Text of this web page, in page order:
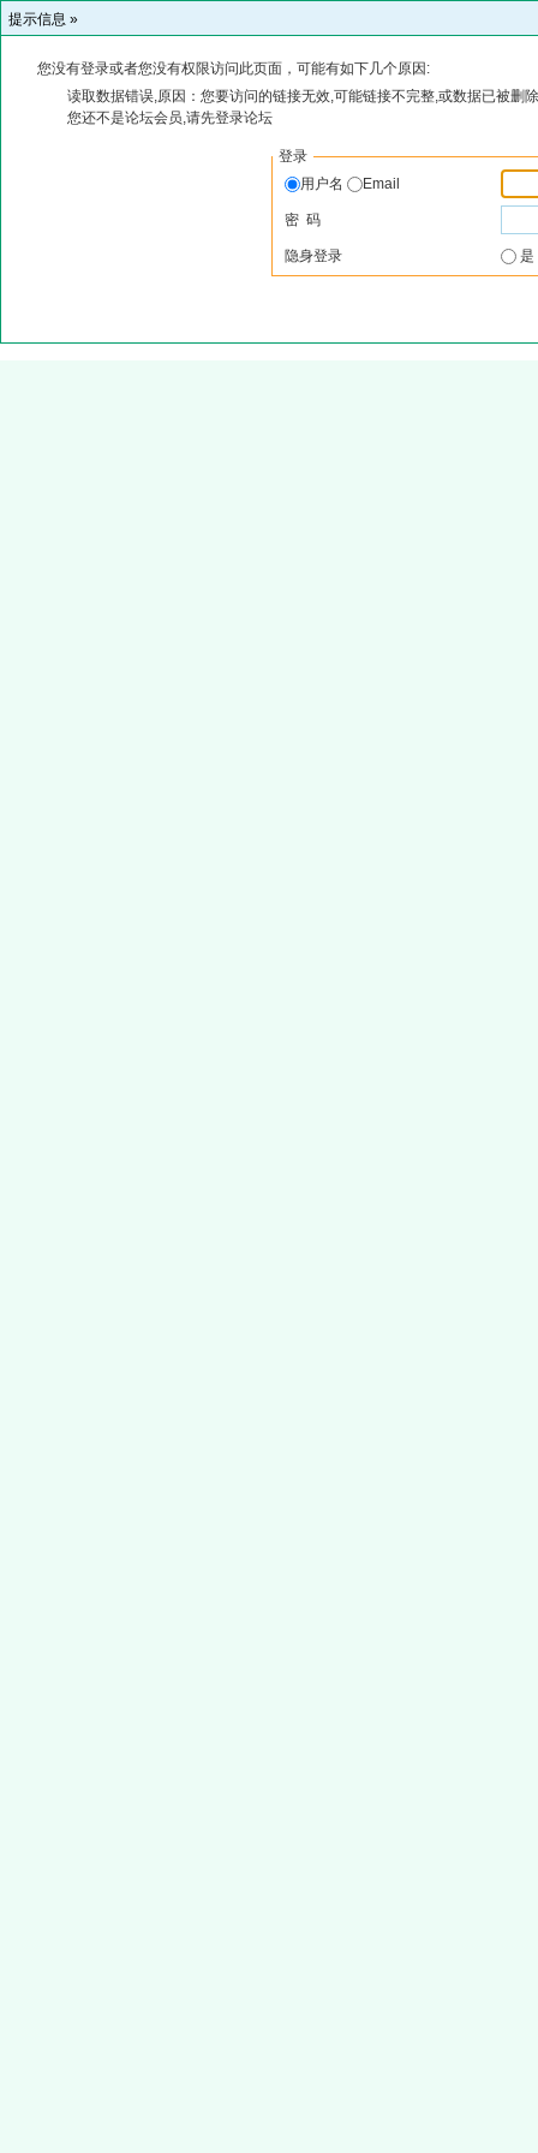
提示信息 »
您没有登录或者您没有权限访问此页面，可能有如下几个原因:
读取数据错误,原因：您要访问的链接无效,可能链接不完整,或数据已被删
您还不是论坛会员,请先登录论坛
登录
用户名
Email
密 码
隐身登录